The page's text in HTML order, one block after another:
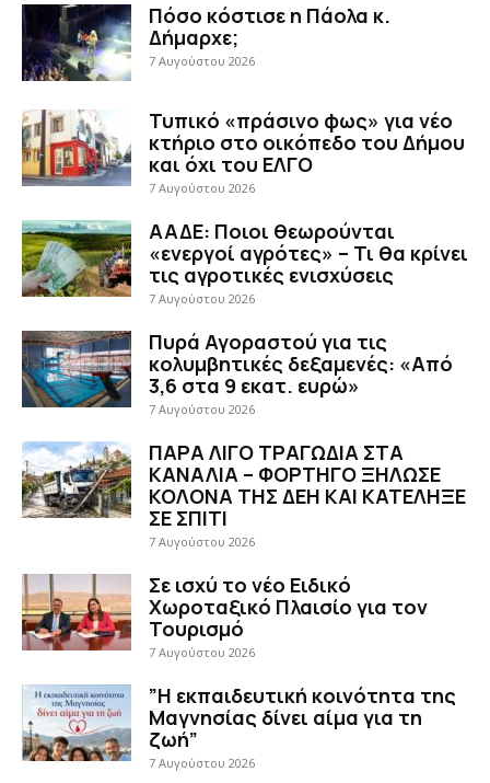
Πόσο κόστισε η Πάολα κ.
Δήμαρχε;
7 Αυγούστου 2026
Τυπικό «πράσινο φως» για νέο
κτήριο στο οικόπεδο του Δήμου
και όχι του ΕΛΓΟ
7 Αυγούστου 2026
ΑΑΔΕ: Ποιοι θεωρούνται
«ενεργοί αγρότες» – Τι θα κρίνει
τις αγροτικές ενισχύσεις
7 Αυγούστου 2026
Πυρά Αγοραστού για τις
κολυμβητικές δεξαμενές: «Από
3,6 στα 9 εκατ. ευρώ»
7 Αυγούστου 2026
ΠΑΡΑ ΛΙΓΟ ΤΡΑΓΩΔΙΑ ΣΤΑ
ΚΑΝΑΛΙΑ – ΦΟΡΤΗΓΟ ΞΗΛΩΣΕ
ΚΟΛΟΝΑ ΤΗΣ ΔΕΗ ΚΑΙ ΚΑΤΕΛΗΞΕ
ΣΕ ΣΠΙΤΙ
7 Αυγούστου 2026
Σε ισχύ το νέο Ειδικό
Χωροταξικό Πλαισίο για τον
Τουρισμό
7 Αυγούστου 2026
”Η εκπαιδευτική κοινότητα της
Μαγνησίας δίνει αίμα για τη
ζωή”
7 Αυγούστου 2026